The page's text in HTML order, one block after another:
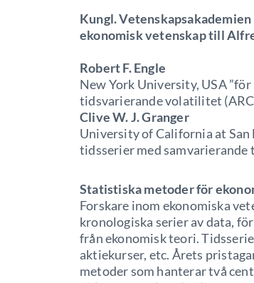
Kungl.
ekonomisk vetenskap till
Robert F. Engle
New York University, USA
tidsvarierande volatilitet
Clive W. J. Granger
University of California at San
tidsserier med samvarierande
Statistiska metoder för
Forskare inom ekonomiska
kronologiska serier av data,
från ekonomisk teori.
aktiekurser, etc. Årets
metoder som hanterar två